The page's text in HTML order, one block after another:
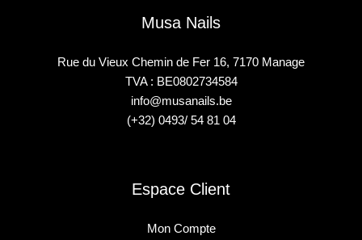
Musa Nails
Rue du Vieux Chemin de Fer 16, 7170 Manage
TVA : BE0802734584
info@musanails.be
(+32) 0493/ 54 81 04
Espace Client
Mon Compte